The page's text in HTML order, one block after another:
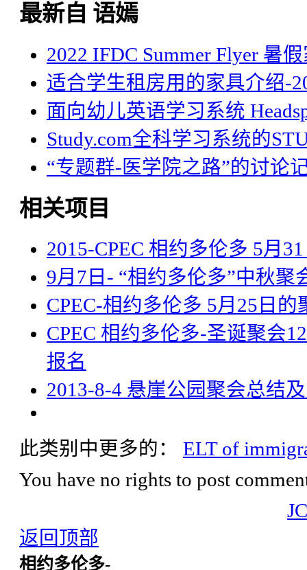
最新自 语嫣
2022 IFDC Summer Flyer 暑
适合学生租房用的家具介绍-
面向幼儿英语学习系统
Study.com全科学习系统的
“专题群-医学院之路”的讨论
相关项目
2015-CPEC 相约多伦多 5月
9月7日- “相约多伦多”中秋聚
CPEC-相约多伦多 5月25日的
CPEC 相约多伦多-圣诞聚会
报名
2013-8-4 悬崖公园聚会总结
此类别中更多的：
ELT of
You have no rights to post
返回顶部
相约多伦多-